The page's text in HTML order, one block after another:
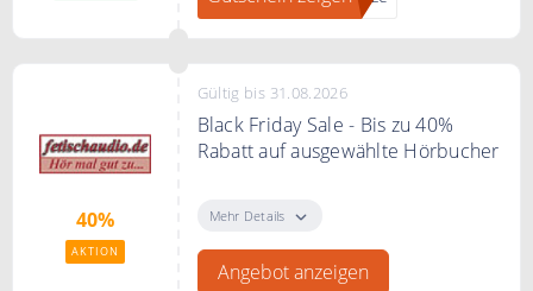
40%
AKTION
Gültig bis 31.08.2026
Black Friday Sale - Bis zu 40%
Rabatt auf ausgewählte Hörbucher
Preis reduziert.
Mehr Details
Angebot anzeigen